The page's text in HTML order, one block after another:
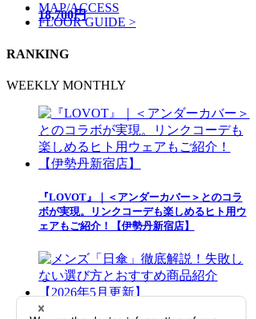
18,700円
MAP/ACCESS
FLOOR GUIDE >
RANKING
WEEKLY MONTHLY
『LOVOT』｜＜アンダーカバー＞とのコラ
ボが実現。リンクコーデも楽しめるヒト用ウ
ェアもご紹介！【伊勢丹新宿店】